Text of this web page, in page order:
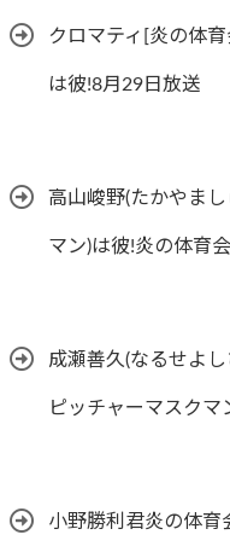
クロマティ[炎の体
は彼!8月29日放送
高山峻野(たかやま
マン)は彼!炎の体育
成瀬善久(なるせよ
ピッチャーマスクマ
小野勝利君炎の体育